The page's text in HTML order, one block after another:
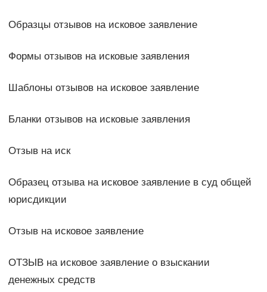
Образцы отзывов на исковое заявление
Формы отзывов на исковые заявления
Шаблоны отзывов на исковое заявление
Бланки отзывов на исковые заявления
Отзыв на иск
Образец отзыва на исковое заявление в суд общей
юрисдикции
Отзыв на исковое заявление
ОТЗЫВ на исковое заявление о взыскании
денежных средств